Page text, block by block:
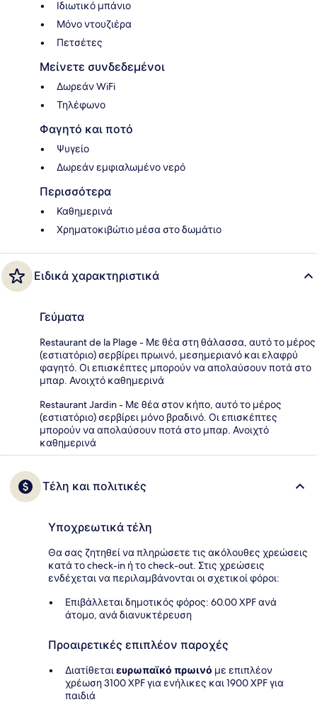
Ιδιωτικό μπάνιο
Μόνο ντουζιέρα
Πετσέτες
Μείνετε συνδεδεμένοι
Δωρεάν WiFi
Τηλέφωνο
Φαγητό και ποτό
Ψυγείο
Δωρεάν εμφιαλωμένο νερό
Περισσότερα
Καθημερινά
Χρηματοκιβώτιο μέσα στο δωμάτιο
Ειδικά χαρακτηριστικά
Γεύματα
Restaurant de la Plage - Με θέα στη θάλασσα, αυτό το μέρος
(εστιατόριο) σερβίρει πρωινό, μεσημεριανό και ελαφρύ
φαγητό. Οι επισκέπτες μπορούν να απολαύσουν ποτά στο
μπαρ. Ανοιχτό καθημερινά
Restaurant Jardin - Με θέα στον κήπο, αυτό το μέρος
(εστιατόριο) σερβίρει μόνο βραδινό. Οι επισκέπτες
μπορούν να απολαύσουν ποτά στο μπαρ. Ανοιχτό
καθημερινά
Τέλη και πολιτικές
Υποχρεωτικά τέλη
Θα σας ζητηθεί να πληρώσετε τις ακόλουθες χρεώσεις
κατά το check-in ή το check-out. Στις χρεώσεις
ενδέχεται να περιλαμβάνονται οι σχετικοί φόροι:
Επιβάλλεται δημοτικός φόρος: 60.00 XPF ανά
άτομο, ανά διανυκτέρευση
Προαιρετικές επιπλέον παροχές
Διατίθεταιευρωπαϊκό πρωινό με επιπλέον
χρέωση 3100 XPF για ενήλικες και 1900 XPF για
παιδιά